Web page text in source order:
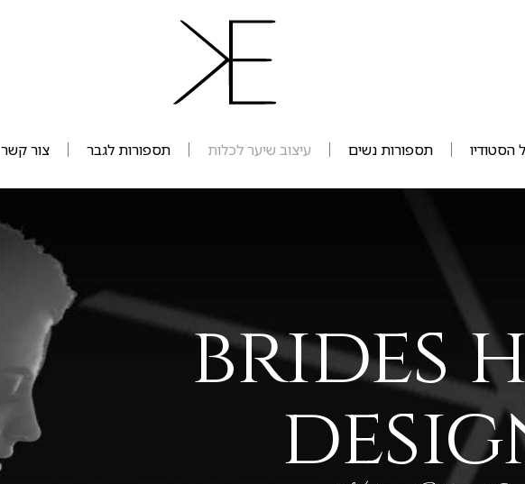
הסטודיו תספורות נשים עיצוב שיער לכלות תספורות לגבר צור קשר
brides